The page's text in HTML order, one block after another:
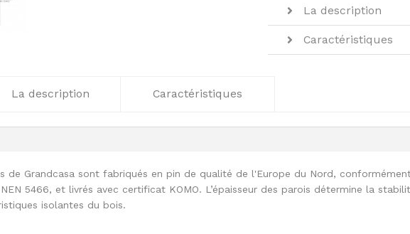
La description
Caractéristiques
La description Caractéristiques
de Grandcasa sont fabriqués en pin de qualité de l'Europe du Nord,
5466, et livrés avec certificat KOMO. L’épaisseur des parois détermine la
isolantes du bois.